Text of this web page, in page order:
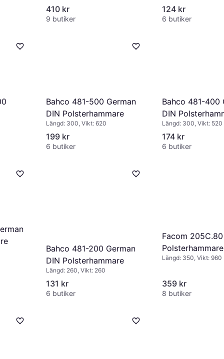
410 kr
9 butiker
124 kr
6 butiker
Bahco 481-500 German
DIN Polsterhammare
Längd: 300, Vikt: 620
199 kr
6 butiker
Bahco 481-400
DIN
Längd: 300, Vikt: 520
174 kr
6 butiker
Bahco 481-200 German
DIN Polsterhammare
Längd: 260, Vikt: 260
131 kr
6 butiker
Facom 205C.80
Polsterhammare
Längd: 350, Vikt: 960
359 kr
8 butiker